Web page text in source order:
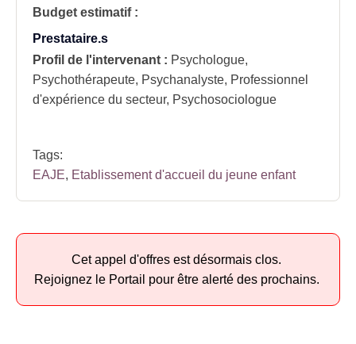
Budget estimatif :
Prestataire.s
Profil de l'intervenant : Psychologue,
Psychothérapeute, Psychanalyste, Professionnel
d'expérience du secteur, Psychosociologue
Tags:
EAJE, Etablissement d'accueil du jeune enfant
Cet appel d'offres est désormais clos.
Rejoignez le Portail pour être alerté des prochains.